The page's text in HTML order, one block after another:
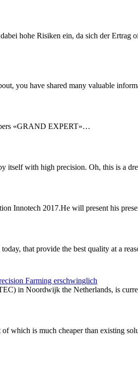
hohe Risiken ein, da sich der Ertrag
you have shared many valuable
«GRAND EXPERT»…
with high precision. Oh, this is a
Innotech 2017.He will present his
that provide the best quality at a
Farming erschwinglich
in Noordwijk the Netherlands, is
which is much cheaper than existing